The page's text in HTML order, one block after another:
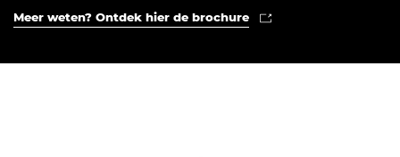
Meer weten? Ontdek hier de brochure